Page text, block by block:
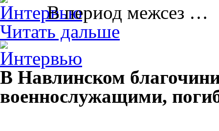
В период межсез …
Читать дальше
В Навлинском
военнослужащими,